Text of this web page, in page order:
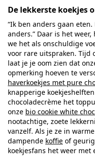
De lekkerste koekjes
“Ik ben anders gaan
anders.” Daar is het
we het als onschuldige
voor rare uitspraken. Tijd
laat je je oom zien dat
opmerking hoeven te
haverkoekjes met pure
knapperige
chocoladecrème het
onze bio cookie white
nootachtige, zoete
vanzelf. Als je ze in
dampende koffie of
koekjesfans het weer met